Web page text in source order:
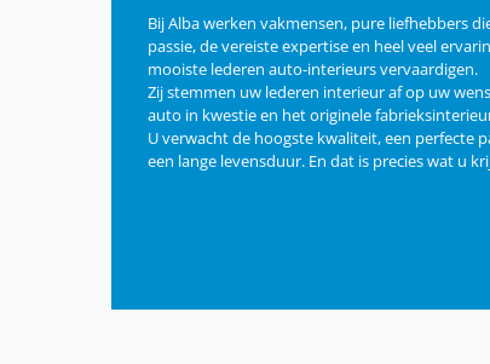
Bij Alba werken vakmensen, pure liefhebbers
passie, de vereiste expertise en heel veel
mooiste lederen auto-interieurs vervaardigen.
Zij stemmen uw lederen interieur af op uw
auto in kwestie en het originele
U verwacht de hoogste kwaliteit, een perfecte
een lange levensduur. En dat is precies wat u